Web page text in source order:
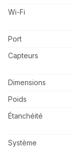
Wi-Fi
Port
Capteurs
Dimensions
Poids
Étanchéité
Système